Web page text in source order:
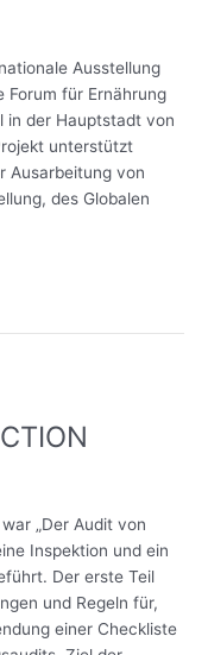
Ausstellung
Forum für Ernährung
in der Hauptstadt von
unterstützt
Ausarbeitung von
des Globalen
„Der Audit von
Inspektion und ein
Der erste Teil
und Regeln für,
einer Checkliste